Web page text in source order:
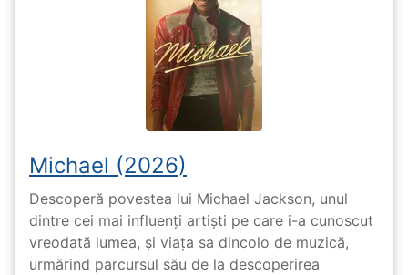
Michael (2026)
Descoperă povestea lui Michael Jackson, unul
dintre cei mai influenți artiști pe care i-a cunoscut
vreodată lumea, și viața sa dincolo de muzică,
urmărind parcursul său de la descoperirea